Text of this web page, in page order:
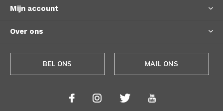
Mijn account
Over ons
BEL ONS MAIL ONS